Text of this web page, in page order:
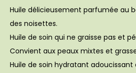
Huile délicieusement parfumée au
des noisettes.
Huile de soin qui ne graisse pas et
Convient aux peaux mixtes et
Huile de soin hydratant adoucissant